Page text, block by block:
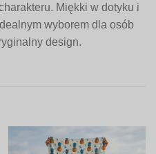
Miękki w dotyku i
wyborem dla osób
design.